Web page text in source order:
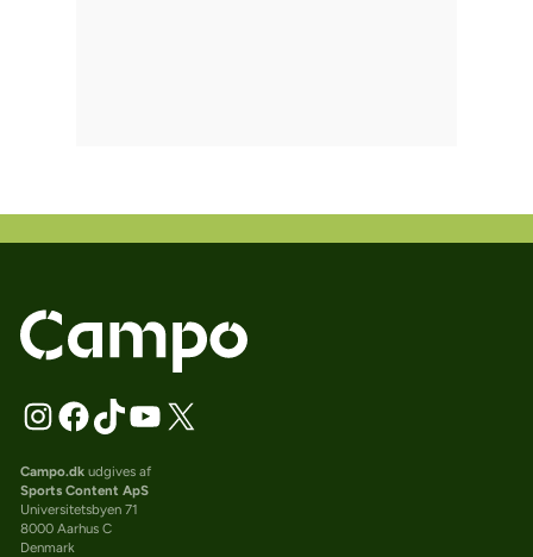
Campo.dkudgives af
Sports Content ApS
Universitetsbyen 71
8000 Aarhus C
Denmark